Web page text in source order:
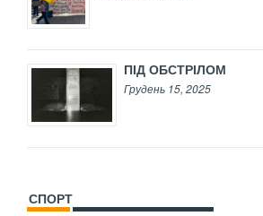
ПІД ОБСТРІЛОМ
Грудень 15, 2025
СПОРТ